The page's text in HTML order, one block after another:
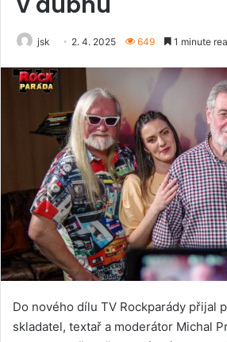
jsk 2. 4. 2025 649 1 minute
Do nového dílu TV Rockparády přijal
skladatel, textař a moderátor Michal